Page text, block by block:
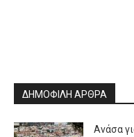
ΔΗΜΟΦΙΛΗ ΑΡΘΡΑ
Ανάσα